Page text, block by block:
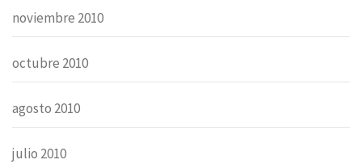
noviembre 2010
octubre 2010
agosto 2010
julio 2010